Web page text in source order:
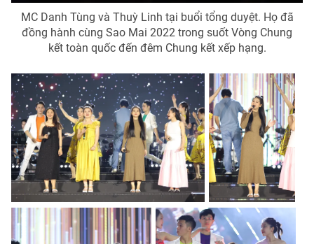
MC Danh Tùng và Thuỳ Linh tại buổi tổng duyệt. Họ đã
đồng hành cùng Sao Mai 2022 trong suốt Vòng Chung
kết toàn quốc đến đêm Chung kết xếp hạng.